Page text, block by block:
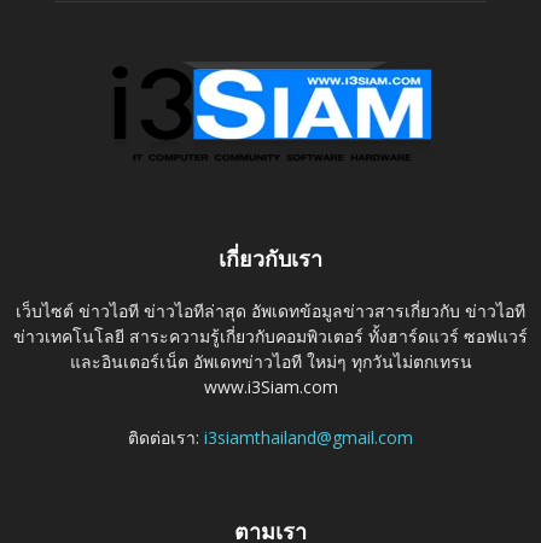
เกี่ยวกับเรา
เว็บไซต์ ข่าวไอที ข่าวไอทีล่าสุด อัพเดทข้อมูลข่าวสารเกี่ยวกับ ข่าวไอที
ข่าวเทคโนโลยี สาระความรู้เกี่ยวกับคอมพิวเตอร์ ทั้งฮาร์ดแวร์ ซอฟแวร์
และอินเตอร์เน็ต อัพเดทข่าวไอที ใหม่ๆ ทุกวันไม่ตกเทรน
www.i3Siam.com
ติดต่อเรา: i3siamthailand@gmail.com
ตามเรา